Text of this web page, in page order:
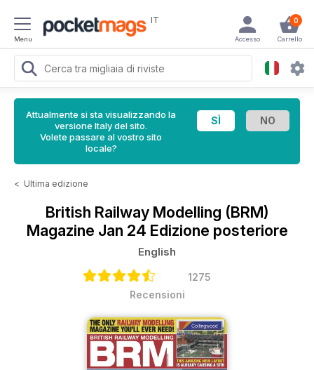
Menu
IT 0
Carrello
Accesso
Attualmente si sta visualizzando la
versione Italy del sito.
Volete passare al vostro sito
locale?
< Ultima edizione
British Railway Modelling (BRM)
Magazine Jan 24 Edizione posteriore
English
1275
Recensioni